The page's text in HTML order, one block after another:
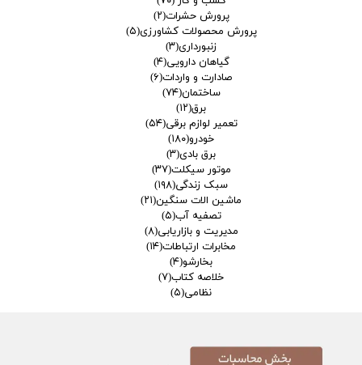
پرورش حشرات(۲)
پرورش محصولات کشاورزی(۵)
زنبورداری(۳)
گیاهان دارویی(۴)
صادارت و واردات(۶)
ساختمان(۷۴)
برق(۱۲)
تعمیر لوازم برقی(۵۴)
خودرو(۱۸۰)
برق بادی(۳)
موتور سیکلت(۳۷)
سبک زندگی(۱۹۸)
ماشین الات سنگین(۲۱)
تصفیه آب(۵)
مدیریت و بازاریابی(۸)
مخابرات ارتباطات(۱۴)
بخارشو(۴)
خلاصه کتاب(۷)
نظامی(۵)